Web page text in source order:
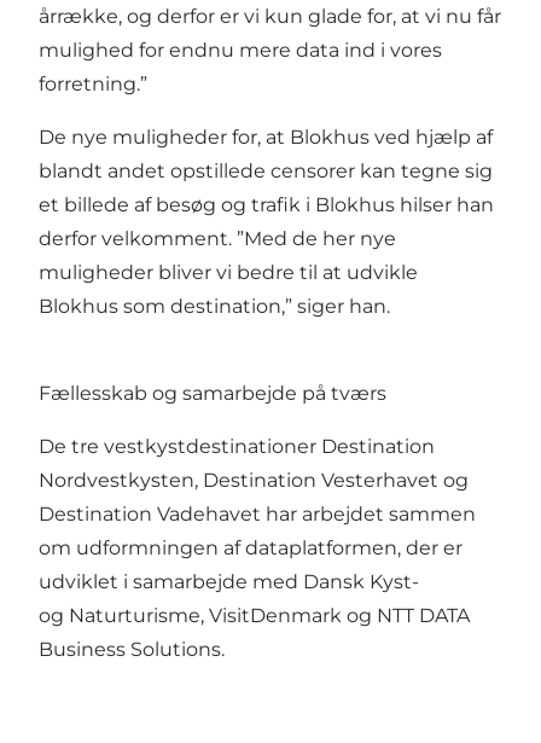
årrække, og derfor er vi kun glade for, at vi nu får
mulighed for endnu mere data ind i vores
forretning.”
De nye muligheder for, at Blokhus ved hjælp af
blandt andet opstillede censorer kan tegne sig
et billede af besøg og trafik i Blokhus hilser han
derfor velkomment. ”Med de her nye
muligheder bliver vi bedre til at udvikle
Blokhus som destination,” siger han.
Fællesskab og samarbejde på tværs
De tre vestkystdestinationer Destination
Nordvestkysten, Destination Vesterhavet og
Destination Vadehavet har arbejdet sammen
om udformningen af dataplatformen, der er
udviklet i samarbejde med Dansk Kyst-
og Naturturisme, VisitDenmark og NTT DATA
Business Solutions.